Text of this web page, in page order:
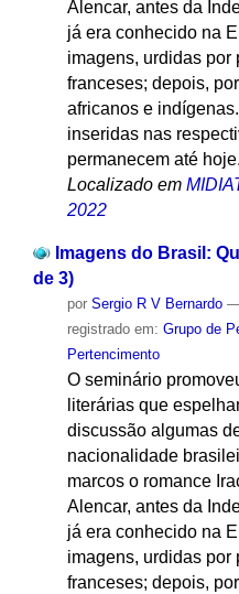
Alencar, antes da
já era conhecido na
imagens, urdidas por
franceses; depois,
africanos e
inseridas nas
permanecem até hoje.
Localizado em
2022
Imagens do Brasil:
de 3)
por Sergio R V Bernardo
registrado em: Grupo de
Pertencimento
O seminário
literárias que
discussão algumas
nacionalidade
marcos o romance
Alencar, antes da
já era conhecido na
imagens, urdidas por
franceses; depois,